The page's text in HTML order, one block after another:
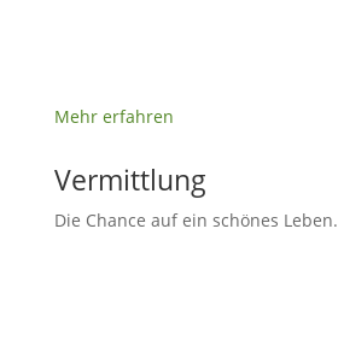
Mehr erfahren
Vermittlung
Die Chance auf ein schönes Leben.